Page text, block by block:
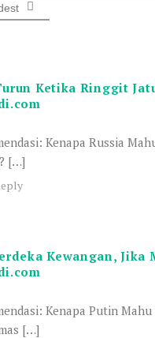
Ketika Ringgit
Kenapa Russia
[…]
Kewangan, Jika
Kenapa Putin
[…]